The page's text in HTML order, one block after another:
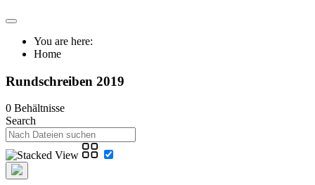
You are here:
Home
Rundschreiben 2019
0 Behältnisse
Search